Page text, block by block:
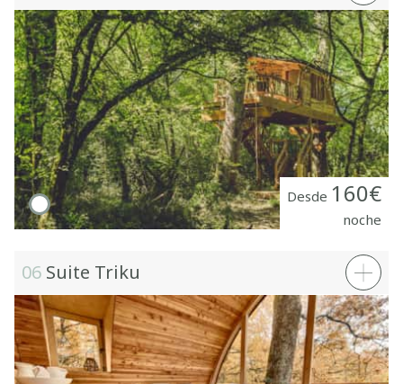
Desde 160€
noche
06 Suite Triku